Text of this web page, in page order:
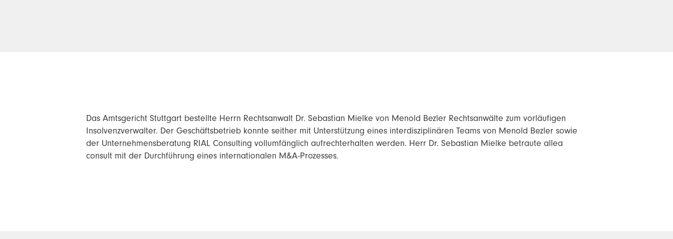
Das Amtsgericht Stuttgart bestellte Herrn Rechtsanwalt Dr. Sebastian Mielke von Menold Bezler Rechtsanwälte zum vorläufigen
Insolvenzverwalter. Der Geschäftsbetrieb konnte seither mit Unterstützung eines interdisziplinären Teams von Menold Bezler sowie
der Unternehmensberatung RIAL Consulting vollumfänglich aufrechterhalten werden. Herr Dr. Sebastian Mielke betraute allea
consult mit der Durchführung eines internationalen M&A-Prozesses.